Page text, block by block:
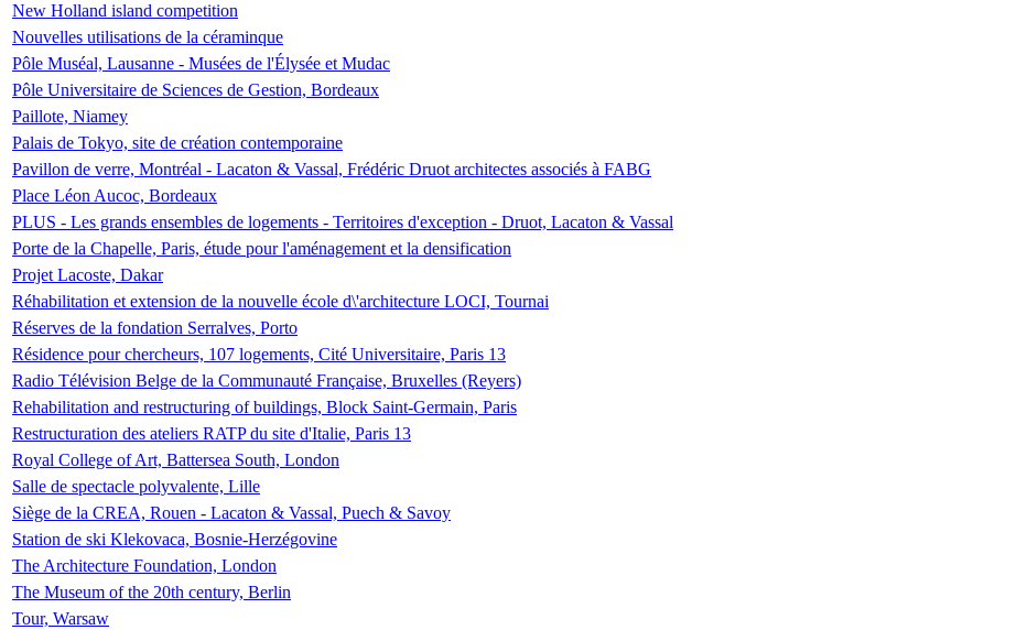
New Holland island competition
Nouvelles utilisations de la céraminque
Pôle Muséal, Lausanne - Musées de l'Élysée et Mudac
Pôle Universitaire de Sciences de Gestion, Bordeaux
Paillote, Niamey
Palais de Tokyo, site de création contemporaine
Pavillon de verre, Montréal - Lacaton & Vassal, Frédéric Druot architectes associés à FABG
Place Léon Aucoc, Bordeaux
PLUS - Les grands ensembles de logements - Territoires d'exception - Druot, Lacaton & Vassal
Porte de la Chapelle, Paris, étude pour l'aménagement et la densification
Projet Lacoste, Dakar
Réhabilitation et extension de la nouvelle école d\'architecture LOCI, Tournai
Réserves de la fondation Serralves, Porto
Résidence pour chercheurs, 107 logements, Cité Universitaire, Paris 13
Radio Télévision Belge de la Communauté Française, Bruxelles (Reyers)
Rehabilitation and restructuring of buildings, Block Saint-Germain, Paris
Restructuration des ateliers RATP du site d'Italie, Paris 13
Royal College of Art, Battersea South, London
Salle de spectacle polyvalente, Lille
Siège de la CREA, Rouen - Lacaton & Vassal, Puech & Savoy
Station de ski Klekovaca, Bosnie-Herzégovine
The Architecture Foundation, London
The Museum of the 20th century, Berlin
Tour, Warsaw